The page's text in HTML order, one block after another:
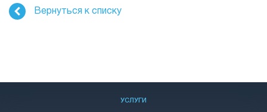
Вернуться к списку
УСЛУГИ